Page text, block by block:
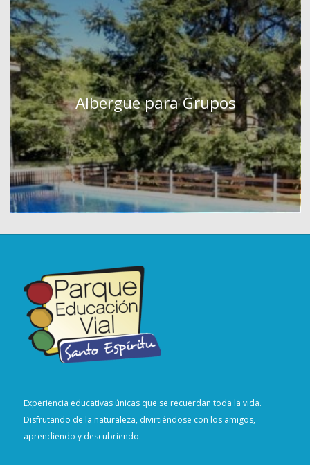
Albergue para Grupos
Experiencia educativas únicas que se recuerdan toda la vida.
Disfrutando de la naturaleza, divirtiéndose con los amigos,
aprendiendo y descubriendo.